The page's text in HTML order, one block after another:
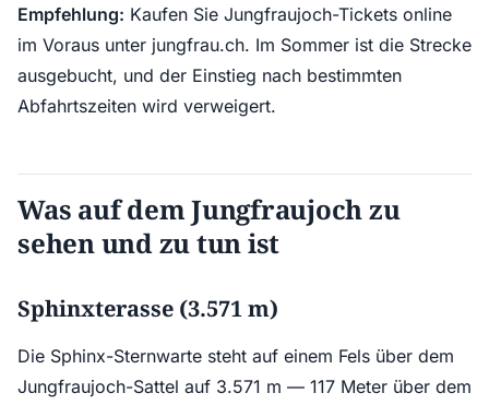
Empfehlung: Kaufen Sie Jungfraujoch-Tickets online
im Voraus unter jungfrau.ch. Im Sommer ist die Strecke
ausgebucht, und der Einstieg nach bestimmten
Abfahrtszeiten wird verweigert.
Was auf dem Jungfraujoch zu
sehen und zu tun ist
Sphinxterasse (3.571 m)
Die Sphinx-Sternwarte steht auf einem Fels über dem
Jungfraujoch-Sattel auf 3.571 m — 117 Meter über dem